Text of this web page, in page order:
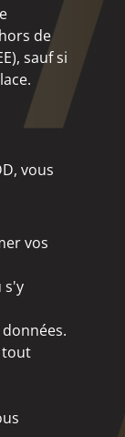
de
sauf si
vous
vos
s'y
tout